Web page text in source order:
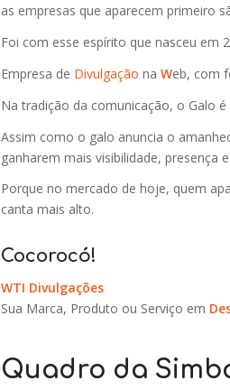
as empresas que aparecem primeiro
Foi com esse espírito que nasceu em
Empresa de Divulgação na Web, com
Na tradição da comunicação, o Galo
Assim como o galo anuncia o
ganharem mais visibilidade, presença
Porque no mercado de hoje, quem
canta mais alto.
Cocorocó!
WTI Divulgações
Sua Marca, Produto ou Serviço em
Quadro da